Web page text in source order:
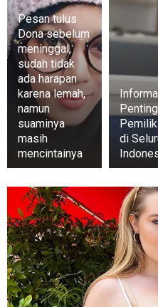
Pesan tulus
Dona sebelum
meninggal,
sudah tidak
ada harapan
karena lemah,
namun
suaminya
masih
mencintainya
di